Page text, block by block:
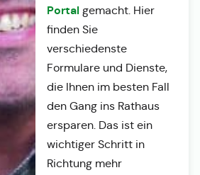
Portalgemacht. Hier
finden Sie
verschiedenste
Formulare und Dienste,
die Ihnen im besten Fall
den Gang ins Rathaus
ersparen. Das ist ein
wichtiger Schritt in
Richtung mehr